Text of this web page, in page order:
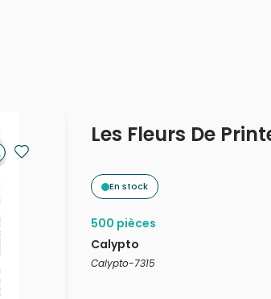
Les Fleurs De
En stock
500 pièces
Calypto
Calypto-7315